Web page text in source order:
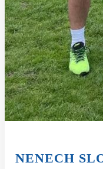
NENECH